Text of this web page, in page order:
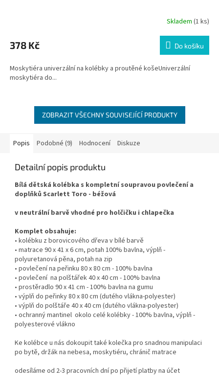
Skladem (1 ks)
378 Kč Do košíku
Moskytiéra univerzální na kolébky a proutěné košeUniverzální
moskytiéra do...
ZOBRAZIT VŠECHNY SOUVISEJÍCÍ PRODUKTY
Popis Podobné (9) Hodnocení Diskuze
Detailní popis produktu
Bílá dětská kolébka s kompletní soupravou povlečení a
doplňků Scarlett Toro - béžová
v neutrální barvě vhodné pro holčičku i chlapečka
Komplet obsahuje:
• kolébku z borovicového dřeva v bílé barvě
• matrace 90 x 41 x 6 cm, potah 100% bavlna, výplň -
polyuretanová pěna, potah na zip
• povlečení na peřinku 80 x 80 cm - 100% bavlna
• povlečení na polštářek 40 x 40 cm - 100% bavlna
• prostěradlo 90 x 41 cm - 100% bavlna na gumu
• výplň do peřinky 80 x 80 cm (dutého vlákna-polyester)
• výplň do polštáře 40 x 40 cm (dutého vlákna-polyester)
• ochranný mantinel okolo celé kolébky - 100% bavlna, výplň -
polyesterové vlákno
Ke kolébce u nás dokoupit také kolečka pro snadnou manipulaci
po bytě, držák na nebesa, moskytiéru, chránič matrace
odesíláme od 2-3 pracovních dní po přijetí platby na účet